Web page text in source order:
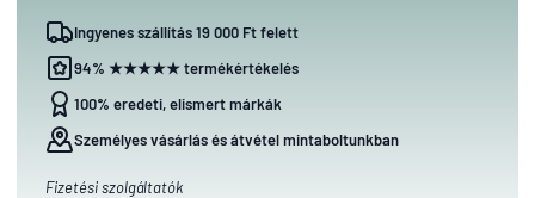
Ingyenes szállítás 19 000 Ft felett
94% ★★★★★ termékértékelés
100% eredeti, elismert márkák
Személyes vásárlás és átvétel mintaboltunkban
Fizetési szolgáltatók